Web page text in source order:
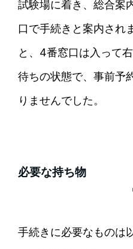
試験場に着き、総合案
口で手続きと案内され
と、4番窓口は入って
待ちの状態で、事前予
りませんでした。
必要な持ち物
手続きに必要なものは